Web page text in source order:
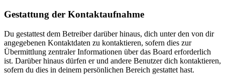
Gestattung der Kontaktaufnahme
Du gestattest dem Betreiber darüber hinaus, dich unter den von dir
angegebenen Kontaktdaten zu kontaktieren, sofern dies zur
Übermittlung zentraler Informationen über das Board erforderlich
ist. Darüber hinaus dürfen er und andere Benutzer dich kontaktieren,
sofern du dies in deinem persönlichen Bereich gestattet hast.